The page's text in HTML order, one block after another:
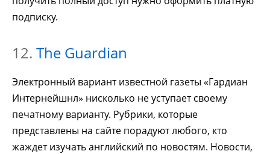
подписку.
12. The Guardian
Электронный вариант известной газеты «Гардиан
Интернейшнл» нисколько не уступает своему
печатному варианту. Рубрики, которые
представлены на сайте порадуют любого, кто
жаждет изучать английский по новостям. Новости,